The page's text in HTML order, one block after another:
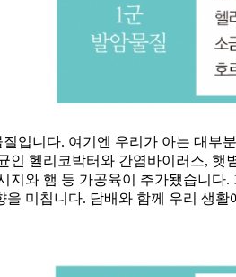
입니다. 여기엔 우리가 아는 대부
인 헬리코박터와 간염바이러스,
지와 햄 등 가공육이 추가됐습니
미칩니다. 담배와 함께 우리 생